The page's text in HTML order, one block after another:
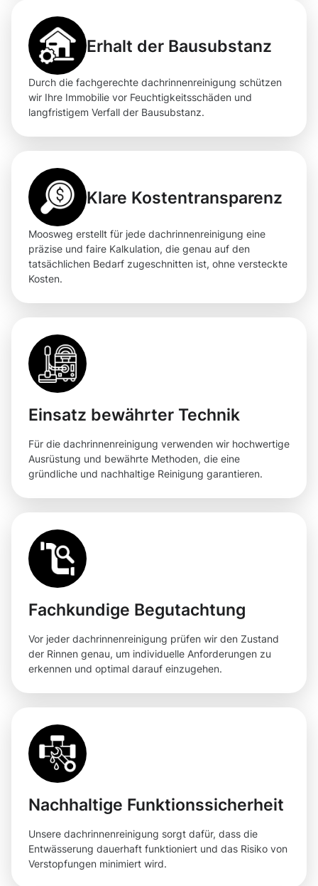
Erhalt der Bausubstanz
Durch die fachgerechte dachrinnenreinigung schützen
wir Ihre Immobilie vor Feuchtigkeitsschäden und
langfristigem Verfall der Bausubstanz.
Klare Kostentransparenz
Moosweg erstellt für jede dachrinnenreinigung eine
präzise und faire Kalkulation, die genau auf den
tatsächlichen Bedarf zugeschnitten ist, ohne versteckte
Kosten.
Einsatz bewährter Technik
Für die dachrinnenreinigung verwenden wir hochwertige
Ausrüstung und bewährte Methoden, die eine
gründliche und nachhaltige Reinigung garantieren.
Fachkundige Begutachtung
Vor jeder dachrinnenreinigung prüfen wir den Zustand
der Rinnen genau, um individuelle Anforderungen zu
erkennen und optimal darauf einzugehen.
Nachhaltige Funktionssicherheit
Unsere dachrinnenreinigung sorgt dafür, dass die
Entwässerung dauerhaft funktioniert und das Risiko von
Verstopfungen minimiert wird.